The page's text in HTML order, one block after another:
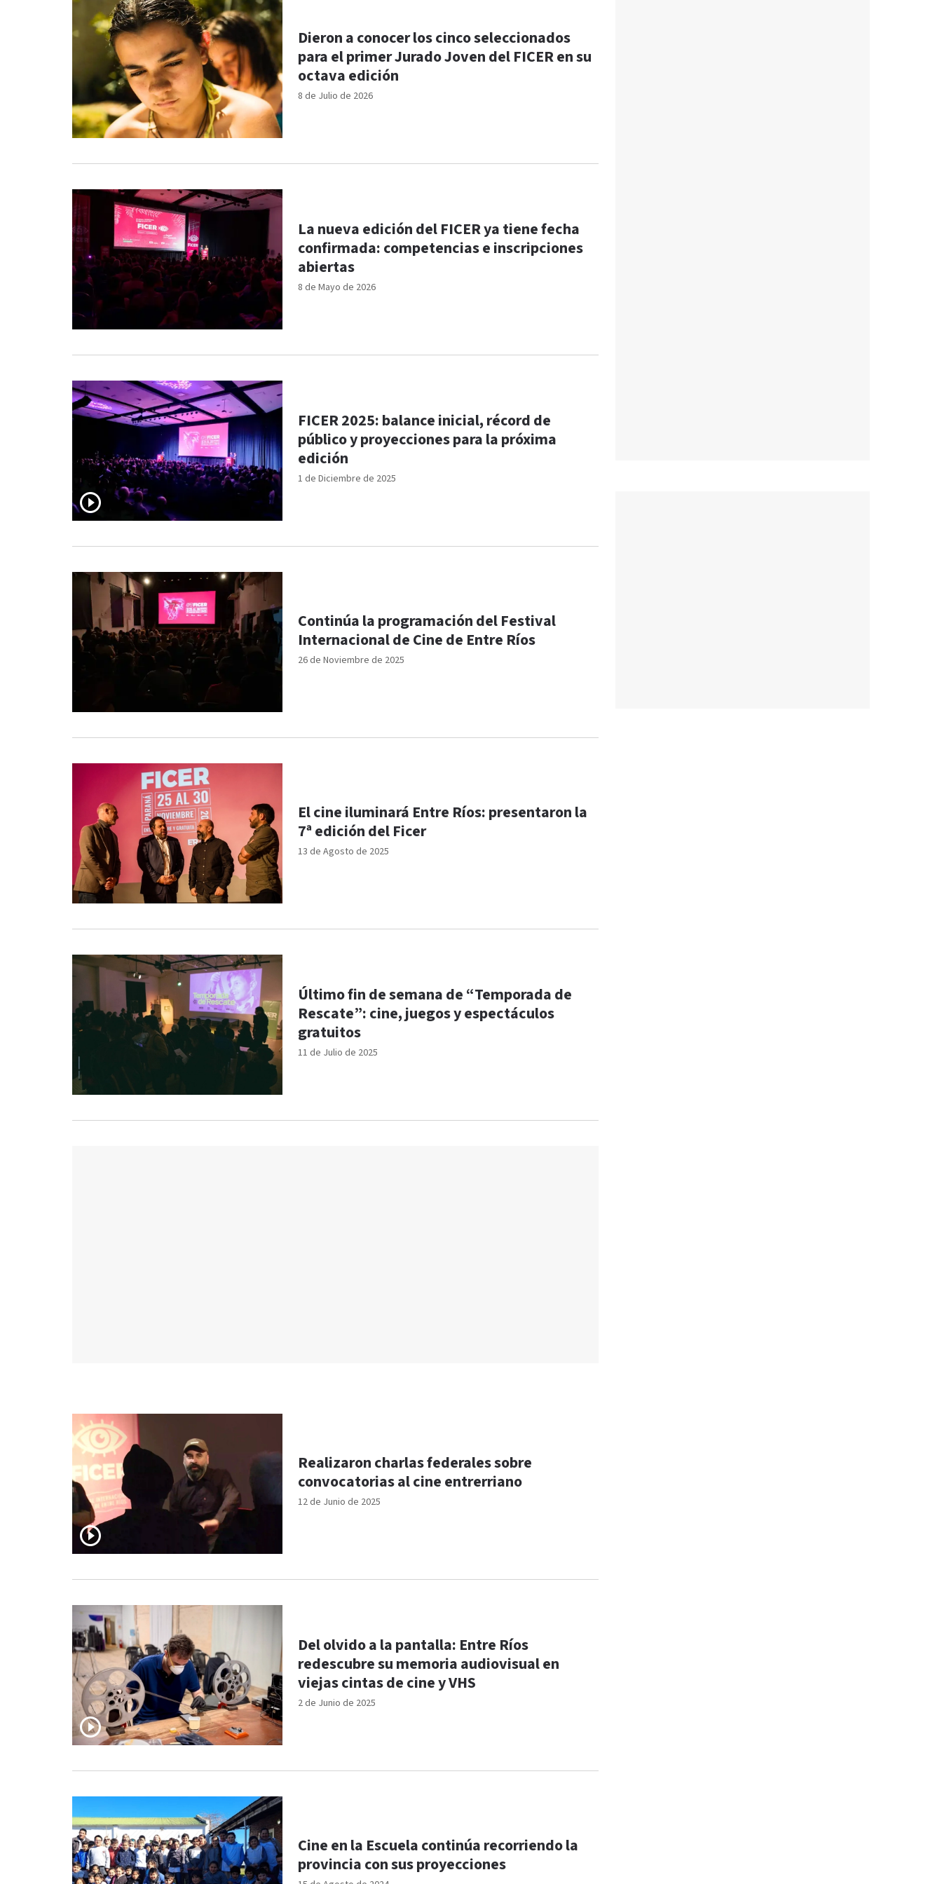
8 de Julio de 2026
Dieron a conocer los cinco seleccionados
para el primer Jurado Joven del FICER en su
octava edición
8 de Mayo de 2026
La nueva edición del FICER ya tiene fecha
confirmada: competencias e inscripciones
abiertas
1 de Diciembre de 2025
FICER 2025: balance inicial, récord de
público y proyecciones para la próxima
edición
26 de Noviembre de 2025
Continúa la programación del Festival
Internacional de Cine de Entre Ríos
13 de Agosto de 2025
El cine iluminará Entre Ríos: presentaron la
7ª edición del Ficer
11 de Julio de 2025
Último fin de semana de “Temporada de
Rescate”: cine, juegos y espectáculos
gratuitos
12 de Junio de 2025
Realizaron charlas federales sobre
convocatorias al cine entrerriano
2 de Junio de 2025
Del olvido a la pantalla: Entre Ríos
redescubre su memoria audiovisual en
viejas cintas de cine y VHS
Cine en la Escuela continúa recorriendo la
provincia con sus proyecciones